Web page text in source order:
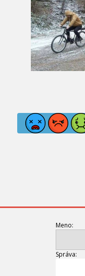
Meno:
Správa: